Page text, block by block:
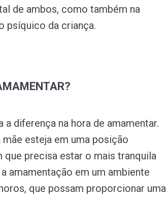
de ambos, como também na
psíquico da criança.
diferença na hora de amamentar.
esteja em uma posição
precisa estar o mais tranquila
amamentação em um ambiente
que possam proporcionar uma